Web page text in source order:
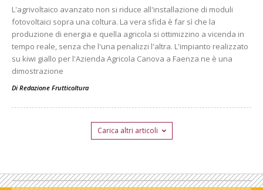
L'agrivoltaico avanzato non si riduce all'installazione di moduli
fotovoltaici sopra una coltura. La vera sfida è far sì che la
produzione di energia e quella agricola si ottimizzino a vicenda in
tempo reale, senza che l'una penalizzi l'altra. L'impianto realizzato
su kiwi giallo per l'Azienda Agricola Canova a Faenza ne è una
dimostrazione
Di Redazione Frutticoltura
Carica altri articoli